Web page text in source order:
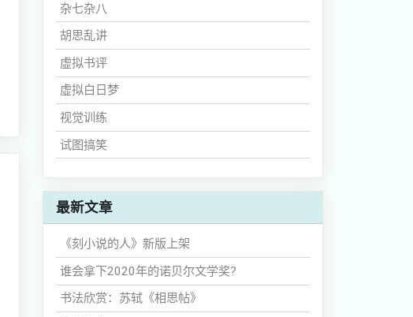
杂七杂八
胡思乱讲
虚拟书评
虚拟白日梦
视觉训练
试图搞笑
最新文章
《刻小说的人》新版上架
谁会拿下2020年的诺贝尔文学奖?
书法欣赏：苏轼《相思帖》